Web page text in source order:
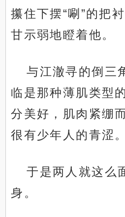
攥住下摆“唰”的把
甘示弱地瞪着他。
与江澈寻的倒三
临是那种薄肌类型
分美好，肌肉紧绷
很有少年人的青涩。
于是两人就这么
身。